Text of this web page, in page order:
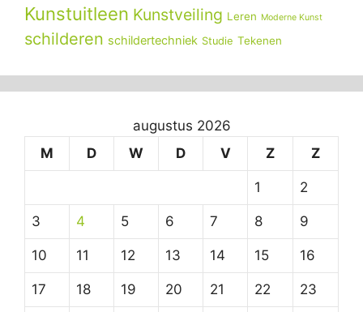
Kunstuitleen Kunstveiling Leren Moderne Kunst
schilderen schildertechniek Studie Tekenen
augustus 2026
M
D W D V Z Z
1 2
3 4 5 6 7 8 9
10 11 12 13 14 15 16
17 18 19 20 21 22 23